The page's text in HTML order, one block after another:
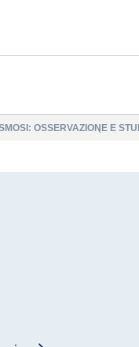
OSSERVAZIONE E